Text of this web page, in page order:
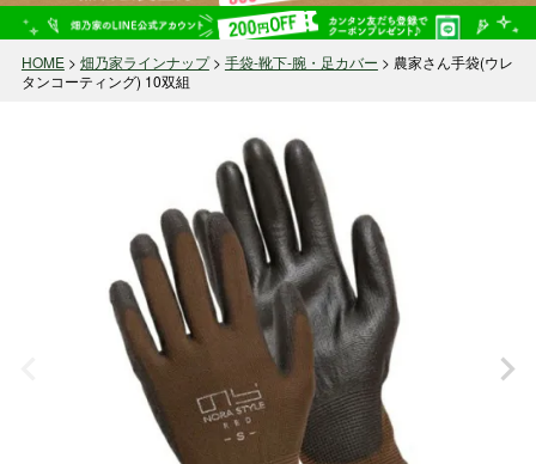
HOME 畑乃家ラインナップ 手袋-靴下-腕・足カバー
農家さん手袋(ウレ
タンコーティング) 10双組